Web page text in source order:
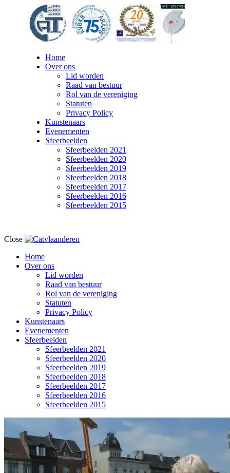
Home
Over ons
Lid worden
Raad van bestuur
Rol van de vereniging
Statuten
Privacy Policy
Kunstenaars
Evenementen
Sfeerbeelden
Sfeerbeelden 2021
Sfeerbeelden 2020
Sfeerbeelden 2019
Sfeerbeelden 2018
Sfeerbeelden 2017
Sfeerbeelden 2016
Sfeerbeelden 2015
Close
Home
Over ons
Lid worden
Raad van bestuur
Rol van de vereniging
Statuten
Privacy Policy
Kunstenaars
Evenementen
Sfeerbeelden
Sfeerbeelden 2021
Sfeerbeelden 2020
Sfeerbeelden 2019
Sfeerbeelden 2018
Sfeerbeelden 2017
Sfeerbeelden 2016
Sfeerbeelden 2015